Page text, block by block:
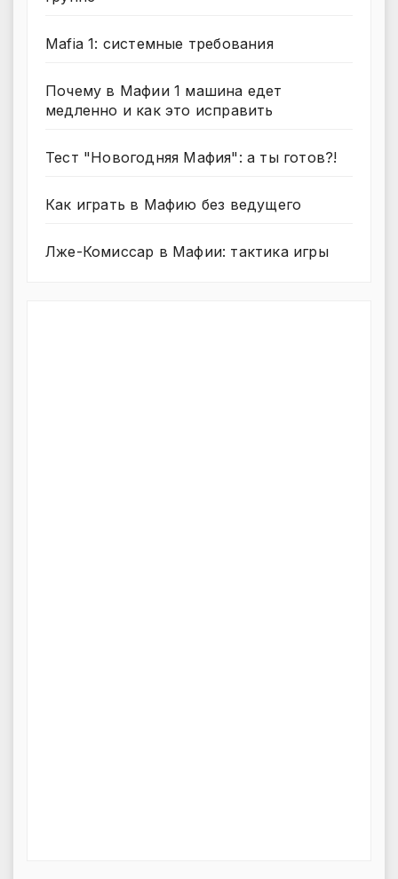
Mafia 1: системные требования
Почему в Мафии 1 машина едет
медленно и как это исправить
Тест "Новогодняя Мафия": а ты готов?!
Как играть в Мафию без ведущего
Лже-Комиссар в Мафии: тактика игры